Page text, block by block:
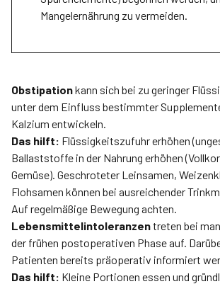
Mangelernährung zu vermeiden.
Obstipationkann sich bei zu geringer
unter dem Einfluss bestimmter
Kalzium entwickeln.
Das hilft: Flüssigkeitszufuhr erhöhen
Ballaststoffe in der Nahrung erhöhen
Gemüse). Geschroteter Leinsamen,
Flohsamen können bei ausreichender
Auf regelmäßige Bewegung achten.
Lebensmittelintoleranzentreten bei
der frühen postoperativen Phase auf.
Patienten bereits präoperativ informiert
Das hilft: Kleine Portionen essen und